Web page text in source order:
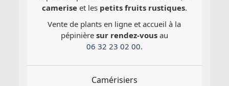
cameriseet les petits fruits rustiques.
Vente de plants en ligne et accueil à la
pépinière sur rendez-vousau
06 32 23 02 00.
Camérisiers